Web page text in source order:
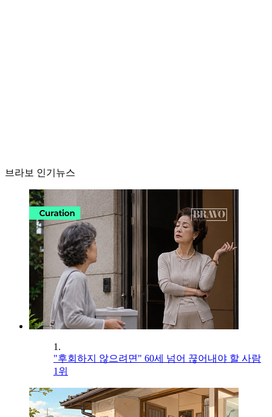
브라보 인기뉴스
1.
"후회하지 않으려면" 60세 넘어 끊어내야 할 사람
1위